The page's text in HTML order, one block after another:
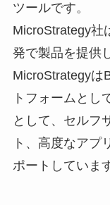
ツールです。
MicroStrategy社
発で製品を提供
MicroStrategyは
トフォームとし
として、セルフ
ト、高度なアプ
ポートしていま